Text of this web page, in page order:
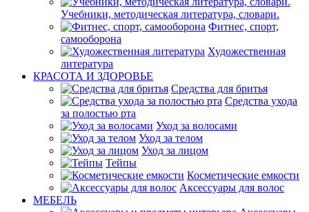
Учебники, методическая литература, словари.
Фитнес, спорт,
самооборона
Художественная
литература
КРАСОТА И ЗДОРОВЬЕ
Средства для бритья
Средства ухода
за полостью рта
Уход за волосами
Уход за телом
Уход за лицом
Тейпы
Косметические емкости
Аксессуары для волос
МЕБЕЛЬ